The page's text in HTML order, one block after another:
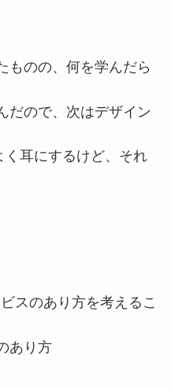
ものの、何を学んだら
だので、次はデザイン
く耳にするけど、それ
スのあり方を考えるこ
あり方